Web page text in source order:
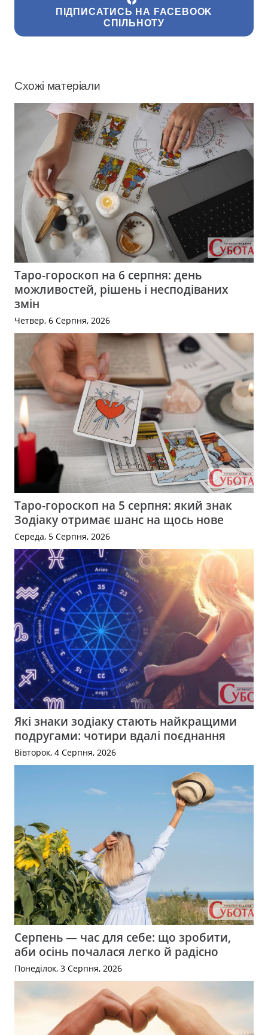
ПІДПИСАТИСЬ НА FACEBOOK
СПІЛЬНОТУ
Схожі матеріали
Таро-гороскоп на 6 серпня: день
можливостей, рішень і несподіваних
змін
Четвер, 6 Серпня, 2026
Таро-гороскоп на 5 серпня: який знак
Зодіаку отримає шанс на щось нове
Середа, 5 Серпня, 2026
Які знаки зодіаку стають найкращими
подругами: чотири вдалі поєднання
Вівторок, 4 Серпня, 2026
Серпень — час для себе: що зробити,
аби осінь почалася легко й радісно
Понеділок, 3 Серпня, 2026